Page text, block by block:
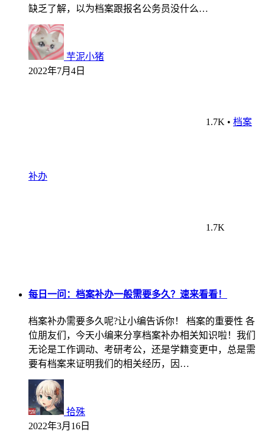
缺乏了解，以为档案跟报名公务员没什么…
芋泥小猪
2022年7月4日
1.7K • 档案
补办
1.7K
每日一问：档案补办一般需要多久？速来看看！
档案补办需要多久呢?让小编告诉你！ 档案的重要性 各
位朋友们，今天小编来分享档案补办相关知识啦！我们
无论是工作调动、考研考公，还是学籍变更中，总是需
要有档案来证明我们的相关经历，因…
拾殊
2022年3月16日